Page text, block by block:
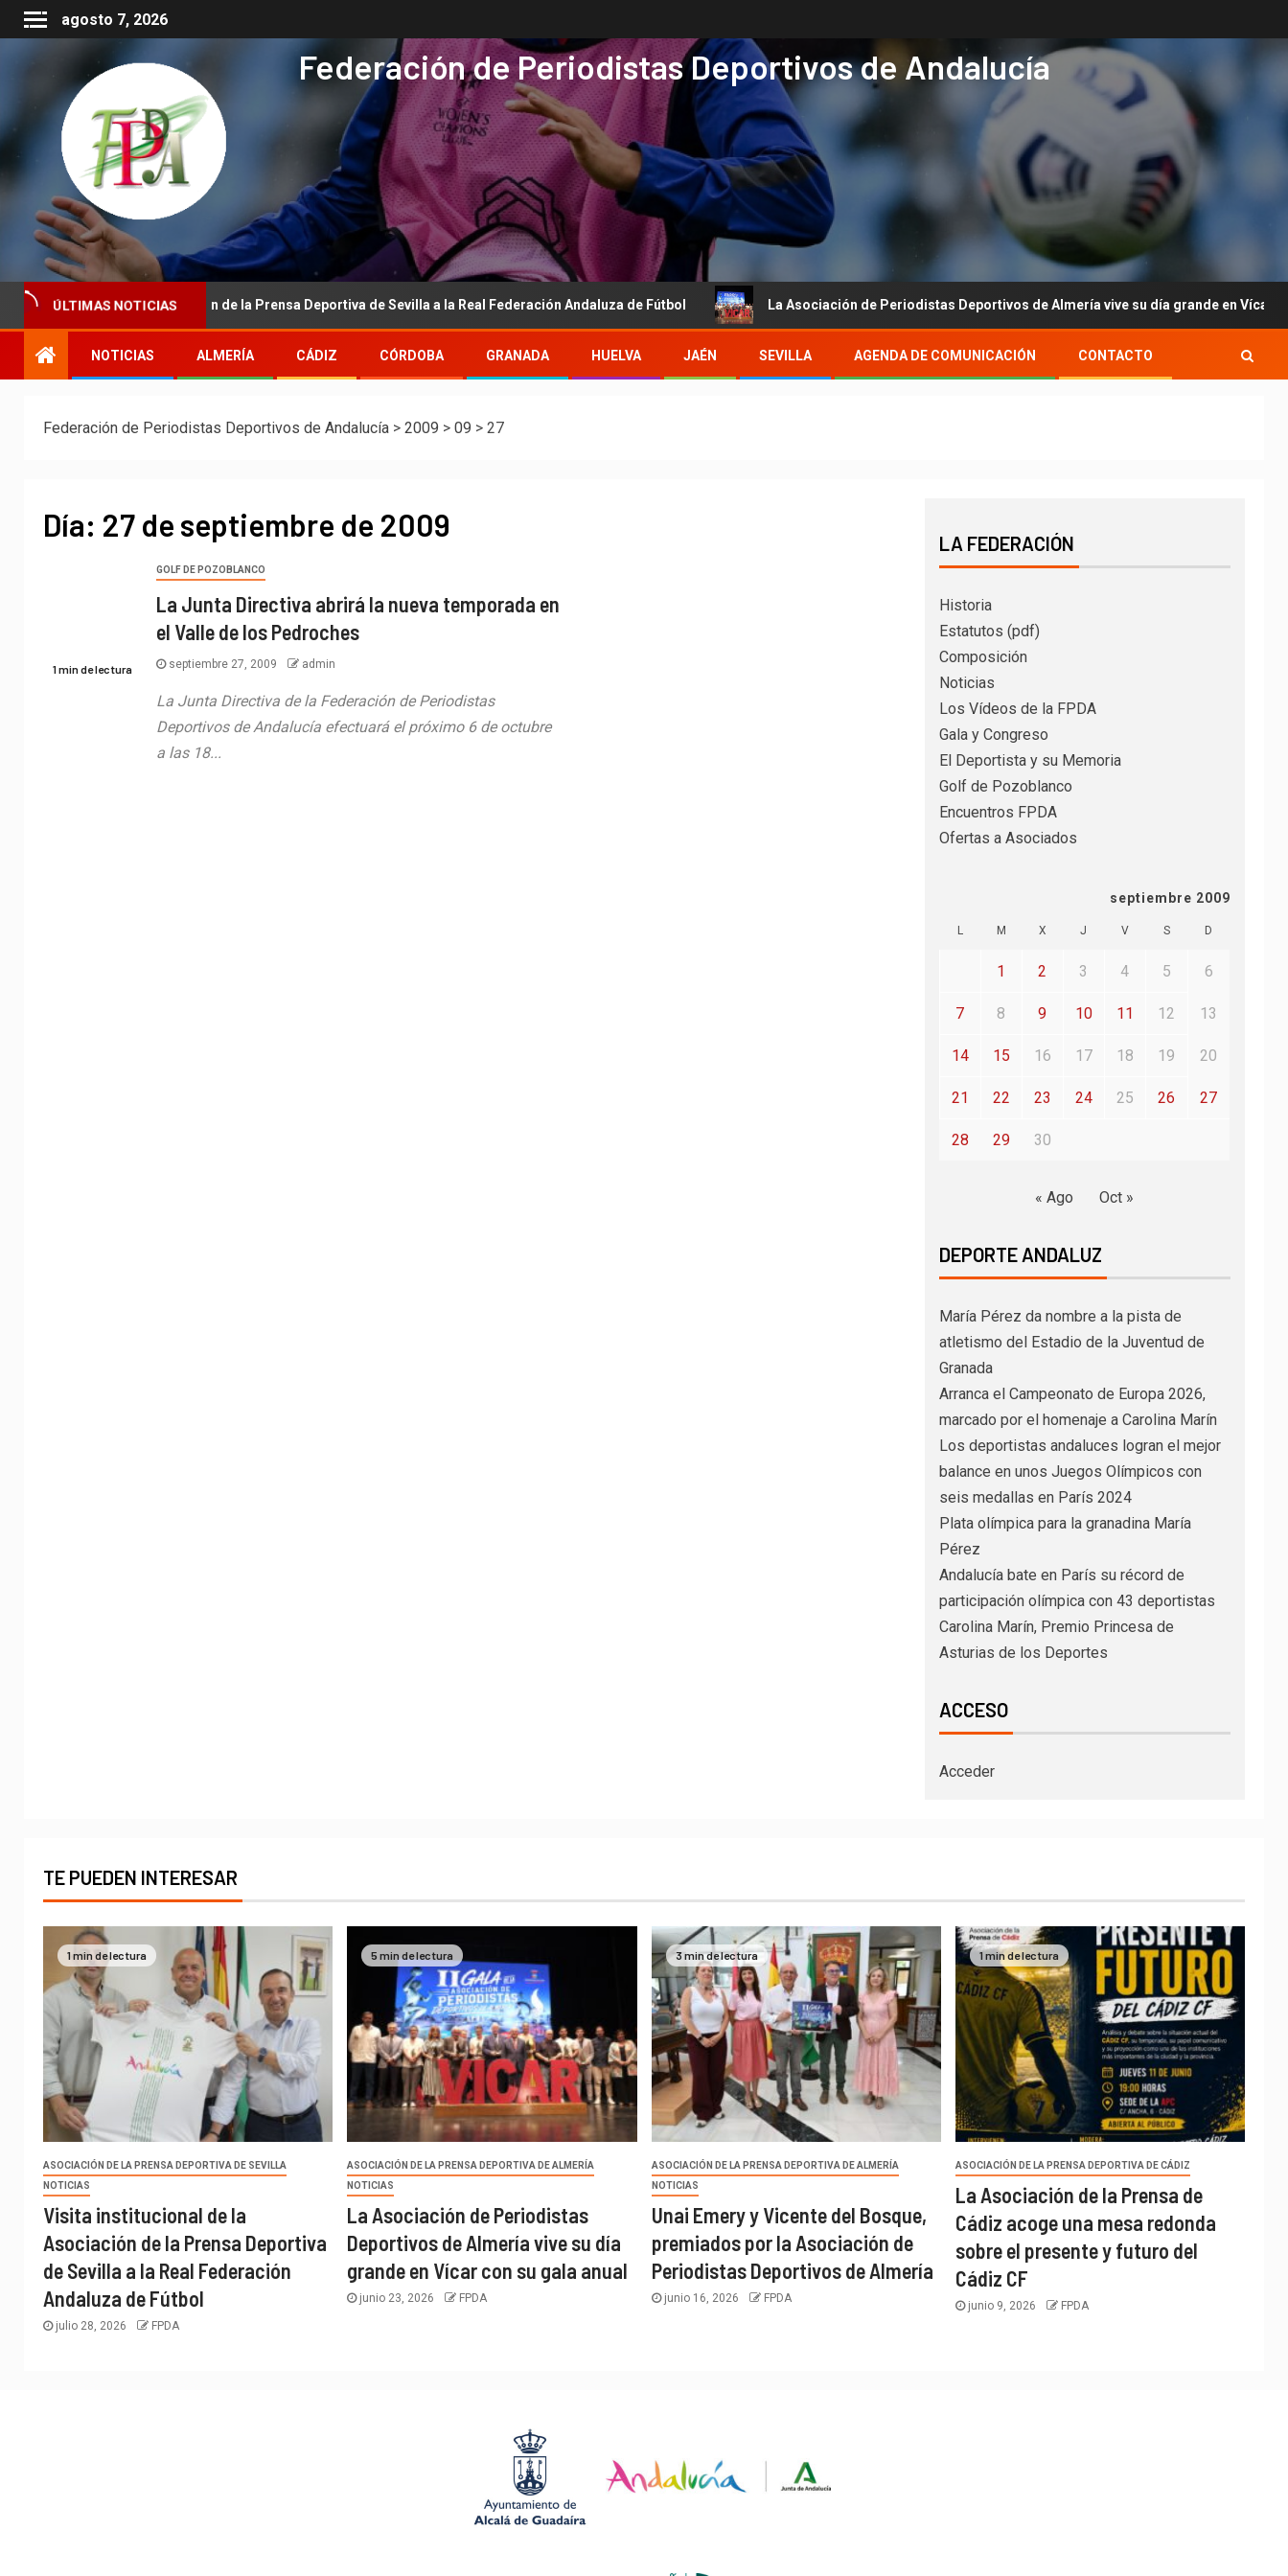
agosto 7, 2026
Federación de Periodistas Deportivos de Andalucía
ÚLTIMAS NOTICIAS
de la Asociación de la Prensa Deportiva de Sevilla a la Real Federación Andaluza de Fútbol La Asociación de Periodistas Deportivos de Almería vive su día grande en Vícar con su
NOTICIAS ALMERÍA CÁDIZ CÓRDOBA GRANADA HUELVA JAÉN SEVILLA AGENDA DE COMUNICACIÓN CONTACTO
Federación de Periodistas Deportivos de Andalucía > 2009 > 09 > 27
Día: 27 de septiembre de 2009
1 min de lectura
GOLF DE POZOBLANCO
La Junta Directiva abrirá la nueva temporada en
el Valle de los Pedroches
septiembre 27, 2009 admin
La Junta Directiva de la Federación de Periodistas
Deportivos de Andalucía efectuará el próximo 6 de octubre
a las 18...
LA FEDERACIÓN
Historia
Estatutos (pdf)
Composición
Noticias
Los Vídeos de la FPDA
Gala y Congreso
El Deportista y su Memoria
Golf de Pozoblanco
Encuentros FPDA
Ofertas a Asociados
septiembre 2009
L M X J V S D
1 2 3 4 5 6
7 8 9 10 11 12 13
14 15 16 17 18 19 20
21 22 23 24 25 26 27
28 29 30
« Ago Oct »
DEPORTE ANDALUZ
María Pérez da nombre a la pista de
atletismo del Estadio de la Juventud de
Granada
Arranca el Campeonato de Europa 2026,
marcado por el homenaje a Carolina Marín
Los deportistas andaluces logran el mejor
balance en unos Juegos Olímpicos con
seis medallas en París 2024
Plata olímpica para la granadina María
Pérez
Andalucía bate en París su récord de
participación olímpica con 43 deportistas
Carolina Marín, Premio Princesa de
Asturias de los Deportes
ACCESO
Acceder
TE PUEDEN INTERESAR
1 min de lectura
ASOCIACIÓN DE LA PRENSA DEPORTIVA DE SEVILLA
NOTICIAS
Visita institucional de la
Asociación de la Prensa Deportiva
de Sevilla a la Real Federación
Andaluza de Fútbol
julio 28, 2026 FPDA
5 min de lectura
ASOCIACIÓN DE LA PRENSA DEPORTIVA DE ALMERÍA
NOTICIAS
La Asociación de Periodistas
Deportivos de Almería vive su día
grande en Vícar con su gala anual
junio 23, 2026 FPDA
3 min de lectura
ASOCIACIÓN DE LA PRENSA DEPORTIVA DE ALMERÍA
NOTICIAS
Unai Emery y Vicente del Bosque,
premiados por la Asociación de
Periodistas Deportivos de Almería
junio 16, 2026 FPDA
1 min de lectura
ASOCIACIÓN DE LA PRENSA DEPORTIVA DE CÁDIZ
La Asociación de la Prensa de
Cádiz acoge una mesa redonda
sobre el presente y futuro del
Cádiz CF
junio 9, 2026 FPDA